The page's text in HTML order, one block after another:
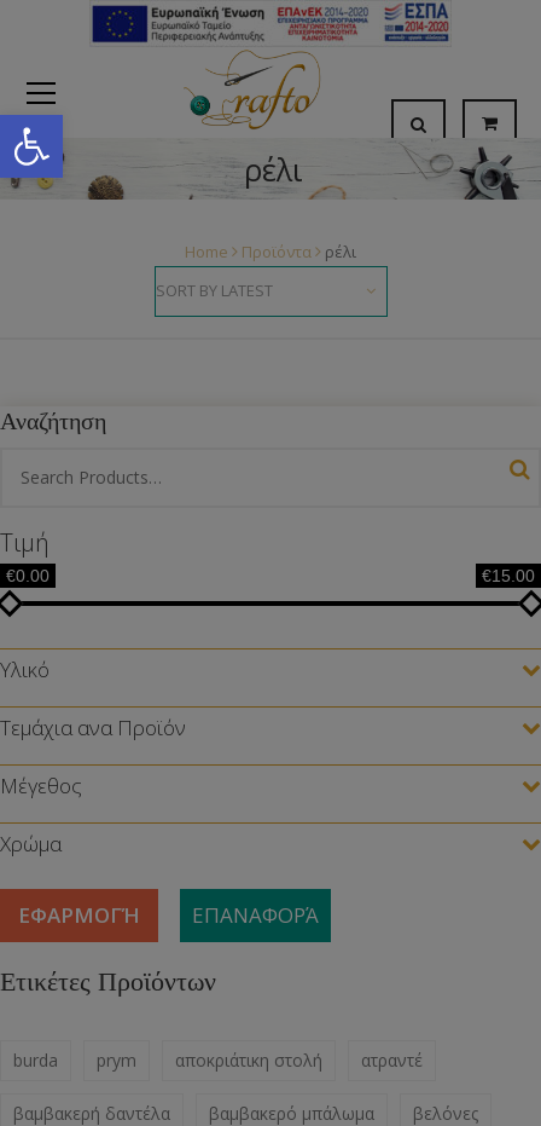
Open toolbar
ρέλι
Home Προϊόντα ρέλι
Αναζήτηση
Τιμή
€0.00 €15.00
Υλικό
Τεμάχια ανα Προϊόν
Μέγεθος
Χρώμα
ΕΦΑΡΜΟΓΉ ΕΠΑΝΑΦΟΡΆ
Ετικέτες Προϊόντων
burda prym αποκριάτικη στολή ατραντέ
βαμβακερή δαντέλα βαμβακερό μπάλωμα βελόνες